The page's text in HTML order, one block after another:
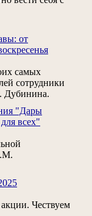
от
самых
сотрудники
Дубинина.
"Дары
всех"
Чествуем